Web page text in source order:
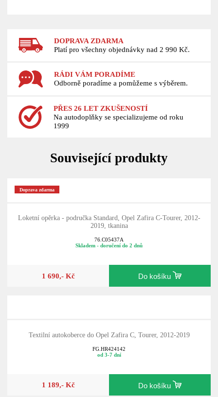
DOPRAVA ZDARMA
Platí pro všechny objednávky nad 2 990 Kč.
RÁDI VÁM PORADÍME
Odborně poradíme a pomůžeme s výběrem.
PŘES 26 LET ZKUŠENOSTÍ
Na autodoplňky se specializujeme od roku
1999
Související produkty
Doprava zdarma
Loketní opěrka - područka Standard, Opel Zafira C-Tourer, 2012-
2019, tkanina
76.C05437A
Skladem - doručení do 2 dnů
1 690,- Kč Do košíku
Textilní autokoberce do Opel Zafira C, Tourer, 2012-2019
FG.HR424142
od 3-7 dní
1 189,- Kč Do košíku